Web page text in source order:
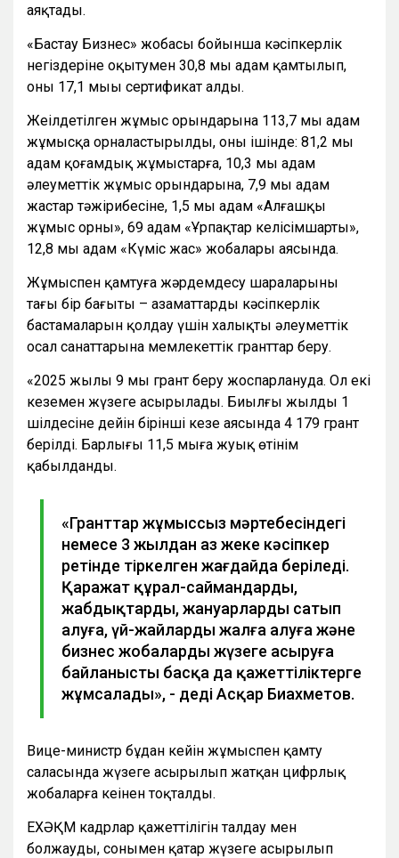
аяқтады.
«Бастау Бизнес» жобасы бойынша кәсіпкерлік
негіздеріне оқытумен 30,8 мың адам қамтылып,
оның 17,1 мыңы сертификат алды.
Жеңілдетілген жұмыс орындарына 113,7 мың адам
жұмысқа орналастырылды, оның ішінде: 81,2 мың
адам қоғамдық жұмыстарға, 10,3 мың адам
әлеуметтік жұмыс орындарына, 7,9 мың адам
жастар тәжірибесіне, 1,5 мың адам «Алғашқы
жұмыс орны», 69 адам «Ұрпақтар келісімшарты»,
12,8 мың адам «Күміс жас» жобалары аясында.
Жұмыспен қамтуға жәрдемдесу шараларының
тағы бір бағыты – азаматтардың кәсіпкерлік
бастамаларын қолдау үшін халықтың әлеуметтік
осал санаттарына мемлекеттік гранттар беру.
«2025 жылы 9 мың грант беру жоспарлануда. Ол екі
кезеңмен жүзеге асырылады. Биылғы жылдың 1
шілдесіне дейін бірінші кезең аясында 4 179 грант
берілді. Барлығы 11,5 мыңға жуық өтінім
қабылданды.
«Гранттар жұмыссыз мәртебесіндегі
немесе 3 жылдан аз жеке кәсіпкер
ретінде тіркелген жағдайда беріледі.
Қаражат құрал-саймандарды,
жабдықтарды, жануарларды сатып
алуға, үй-жайларды жалға алуға және
бизнес жобаларды жүзеге асыруға
байланысты басқа да қажеттіліктерге
жұмсалады», - деді Асқар Биахметов.
Вице-министр бұдан кейін жұмыспен қамту
саласында жүзеге асырылып жатқан цифрлық
жобаларға кеңінен тоқталды.
ЕХӘҚМ кадрлар қажеттілігін талдау мен
болжауды, сонымен қатар жүзеге асырылып